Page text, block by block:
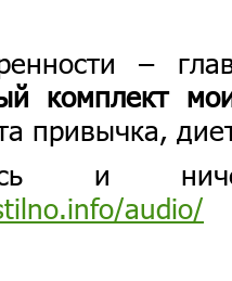
–
комплект
привычка,
и
audio/